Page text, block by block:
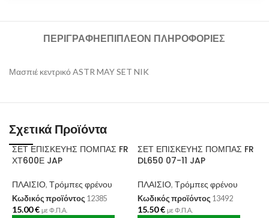
ΠΕΡΙΓΡΑΦΉΕΠΙΠΛΈΟΝ ΠΛΗΡΟΦΟΡΊΕΣ
Μασπιέ κεντρικό ASTR MAY SET NIK
Σχετικά Προϊόντα
ΣΕΤ ΕΠΙΣΚΕΥΗΣ ΠΟΜΠΑΣ FR
ΧΤ600Ε JAP
ΠΛΑΙΣΙΟ, Τρόμπες φρένου
Κωδικός προϊόντος 12385
15.00€ με Φ.Π.Α.
ΣΕΤ ΕΠΙΣΚΕΥΗΣ ΠΟΜΠΑΣ FR
DL650 07-11 JAP
ΠΛΑΙΣΙΟ, Τρόμπες φρένου
Κωδικός προϊόντος 13492
15.50€ με Φ.Π.Α.